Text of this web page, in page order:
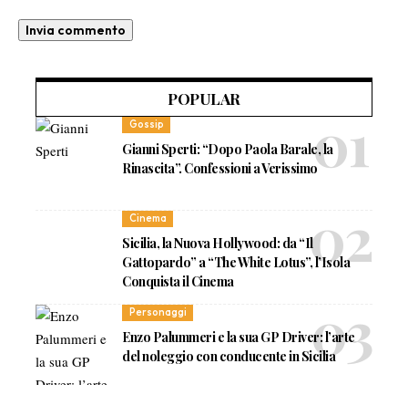
POPULAR
Gossip
Gianni Sperti: “Dopo Paola Barale, la
Rinascita”. Confessioni a Verissimo
Cinema
Sicilia, la Nuova Hollywood: da “Il
Gattopardo” a “The White Lotus”, l’Isola
Conquista il Cinema
Personaggi
Enzo Palummeri e la sua GP Driver: l’arte
del noleggio con conducente in Sicilia